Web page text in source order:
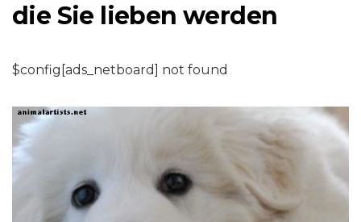
die Sie lieben werden
$config[ads_netboard] not found